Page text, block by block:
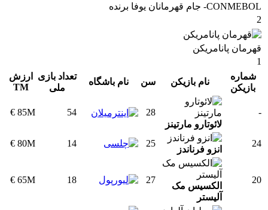
CONMEBOL- جام قهرمانان یوفا برنده
2
قهرمان پانامریکن
1
شماره
بازیکن
نام بازیکن سن نام باشگاه
تعداد بازی
ملی
ارزش
TM
-
لائوتارو مارتینز
28
54
85M €
24
انزو فرناندز
25
14
80M €
20
الکسیس مک
آلیستر
27
18
65M €